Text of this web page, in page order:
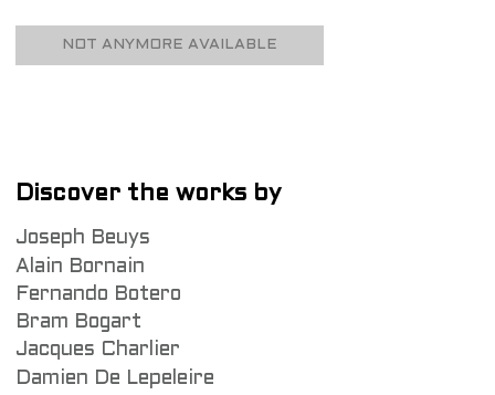
NOT ANYMORE AVAILABLE
Discover the works by
Joseph Beuys
Alain Bornain
Fernando Botero
Bram Bogart
Jacques Charlier
Damien De Lepeleire